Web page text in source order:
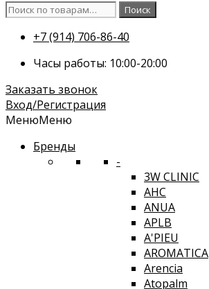
Искать:
Поиск
+7 (914) 706-86-40
Часы работы: 10:00-20:00
Заказать звонок
Вход/Регистрация
МенюМеню
Бренды
-
3W CLINIC
AHC
ANUA
APLB
A'PIEU
AROMATICA
Arencia
Atopalm